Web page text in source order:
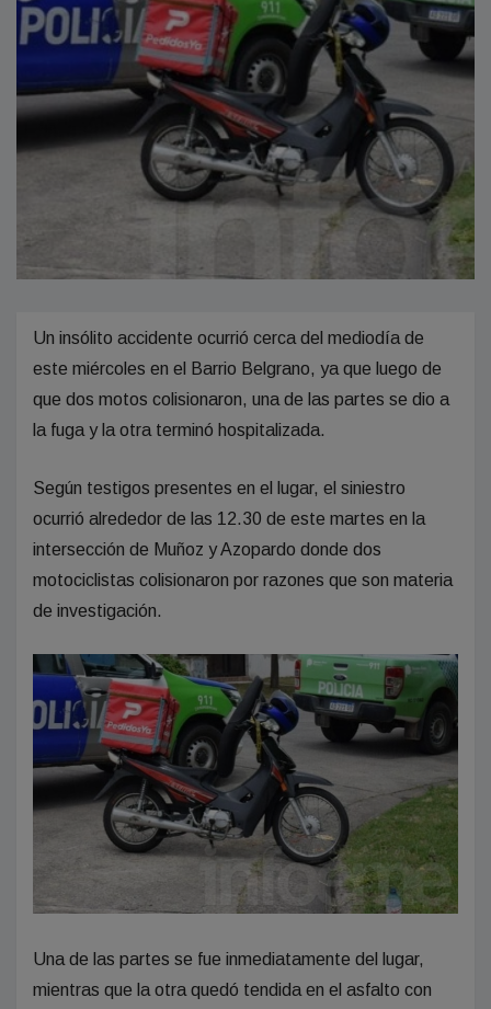
Un insólito accidente ocurrió cerca del mediodía de
este miércoles en el Barrio Belgrano, ya que luego de
que dos motos colisionaron, una de las partes se dio a
la fuga y la otra terminó hospitalizada.
Según testigos presentes en el lugar, el siniestro
ocurrió alrededor de las 12.30 de este martes en la
intersección de Muñoz y Azopardo donde dos
motociclistas colisionaron por razones que son materia
de investigación.
Una de las partes se fue inmediatamente del lugar,
mientras que la otra quedó tendida en el asfalto con